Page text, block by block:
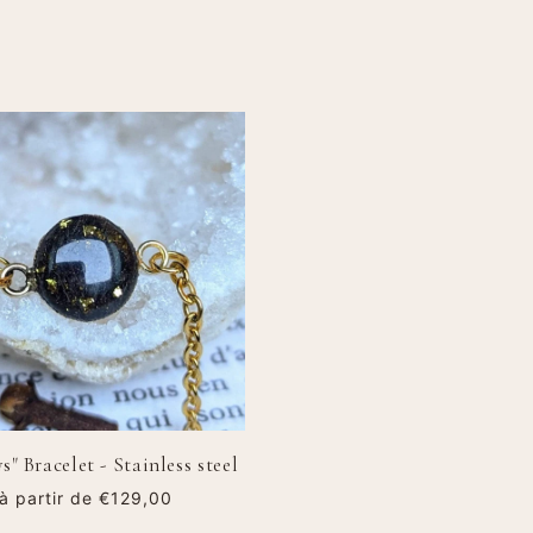
Bracelet - Stainless steel
€129,00